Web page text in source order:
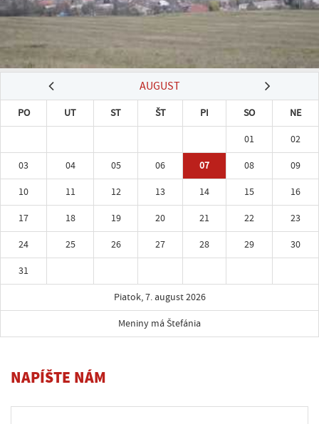
AUGUST
PO UT ST ŠT PI SO
NE
01
02
03
04 05 06 07 08
09
10
11 12 13 14 15
16
17
18 19 20 21 22
23
24
25 26 27 28 29
30
31
Piatok, 7. august 2026
Meniny má Štefánia
NAPÍŠTE NÁM